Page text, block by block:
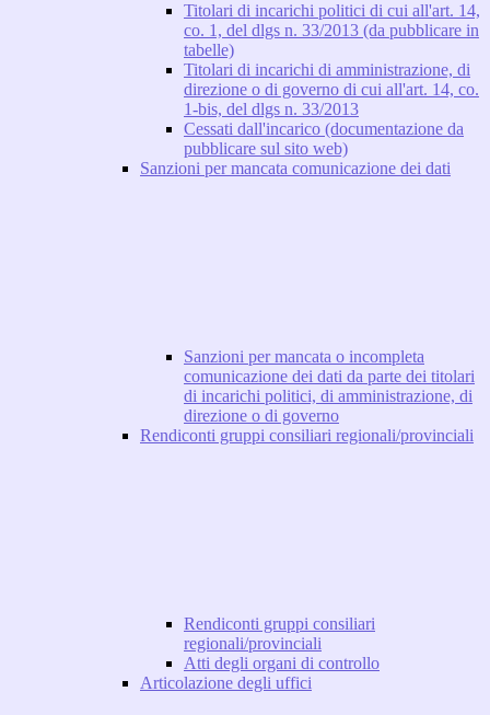
Titolari di incarichi politici di cui all'art. 14,
co. 1, del dlgs n. 33/2013 (da pubblicare in
tabelle)
Titolari di incarichi di amministrazione, di
direzione o di governo di cui all'art. 14, co.
1-bis, del dlgs n. 33/2013
Cessati dall'incarico (documentazione da
pubblicare sul sito web)
Sanzioni per mancata comunicazione dei dati
Sanzioni per mancata o incompleta
comunicazione dei dati da parte dei titolari
di incarichi politici, di amministrazione, di
direzione o di governo
Rendiconti gruppi consiliari regionali/provinciali
Rendiconti gruppi consiliari
regionali/provinciali
Atti degli organi di controllo
Articolazione degli uffici